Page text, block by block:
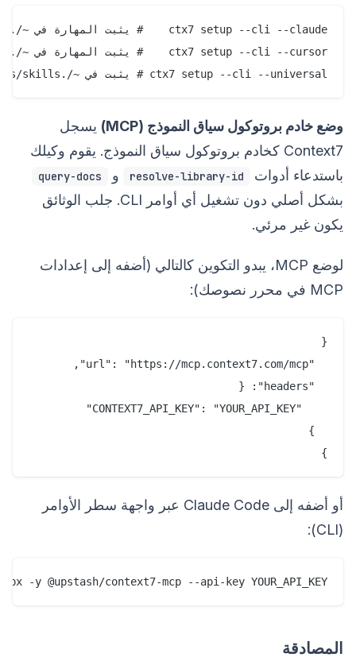
ctx7 setup --cli --universal # يثبت في ~/.config/agents/skills
وضع خادم بروتوكول سياق النموذج (MCP)
يسجل
Context7 كخادم بروتوكول سياق النموذج. يقوم وكيلك
باستدعاء أدوات
resolve-library-id و query-docs
بشكل أصلي دون تشغيل أي أوامر CLI. جلب الوثائق
يكون غير مرئي.
لوضع MCP، يبدو التكوين كالتالي (أضفه إلى إعدادات
MCP في محرر نصوصك):
}
أو أضفه إلى Claude Code عبر واجهة سطر الأوامر
(CLI):
-y @upstash/context7-mcp --api-key YOUR_API_KEY
المصادقة